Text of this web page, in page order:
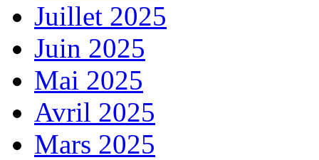
Juillet 2025
Juin 2025
Mai 2025
Avril 2025
Mars 2025